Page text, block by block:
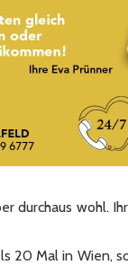
durchaus wohl.
20 Mal in Wien,